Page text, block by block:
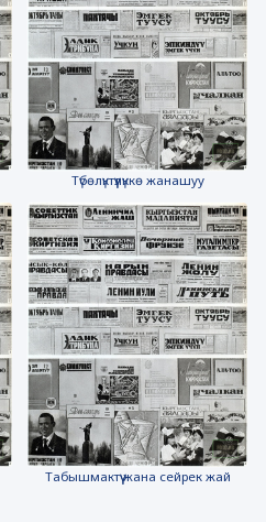
Түбөлүктүүлүккө жанашуу
Табышмактүү жана сейрек жай